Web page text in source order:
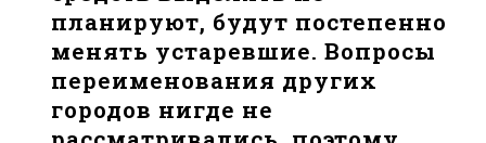
планируют, будут постепенно
менять устаревшие. Вопросы
переименования других
городов нигде не